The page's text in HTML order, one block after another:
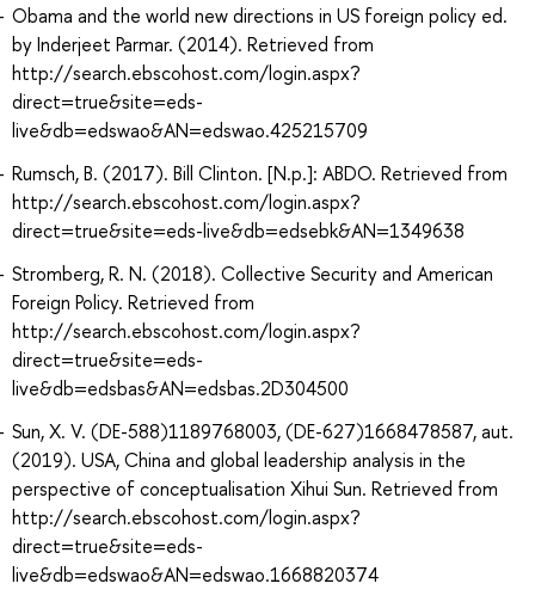
Obama and the world new directions in US foreign policy ed.
by Inderjeet Parmar. (2014). Retrieved from
http://search.ebscohost.com/login.aspx?
direct=true&site=eds-
live&db=edswao&AN=edswao.425215709
Rumsch, B. (2017). Bill Clinton. [N.p.]: ABDO. Retrieved from
http://search.ebscohost.com/login.aspx?
direct=true&site=eds-live&db=edsebk&AN=1349638
Stromberg, R. N. (2018). Collective Security and American
Foreign Policy. Retrieved from
http://search.ebscohost.com/login.aspx?
direct=true&site=eds-
live&db=edsbas&AN=edsbas.2D304500
Sun, X. V. (DE-588)1189768003, (DE-627)1668478587, aut.
(2019). USA, China and global leadership analysis in the
perspective of conceptualisation Xihui Sun. Retrieved from
http://search.ebscohost.com/login.aspx?
direct=true&site=eds-
live&db=edswao&AN=edswao.1668820374